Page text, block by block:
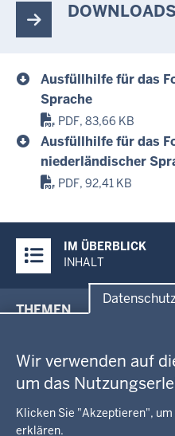
Wir verwenden auf
um das
Klicken Sie "Akzeptieren",
erklären.
DOWNLOADS
Ausfüllhilfe für das
Sprache
PDF, 83,66 KB
Ausfüllhilfe für das
niederländischer
PDF, 92,41 KB
Inhalte
IM ÜBERBLICK
INHALT
in
Fußzeile
THEMEN
Gesundheit und Soziales
Kommunales, Planung, Bauen
Ordnung und Sicherheit
Schule und Bildung
GEOBASIS NRW
Ausbildung und Karriere
Geodaten-Anwendungen
Neues